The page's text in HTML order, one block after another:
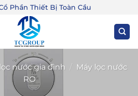
Phần Thiết Bị Toàn Cầu
nước gia đình / Máy lọc nước
RO